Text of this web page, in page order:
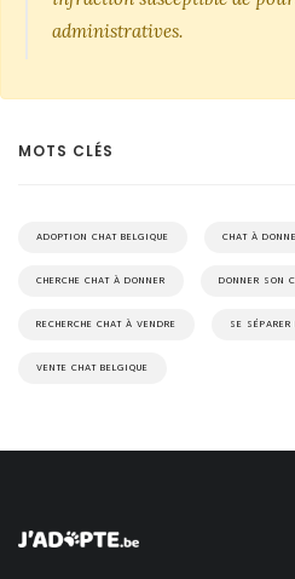
administratives.
MOTS CLÉS
ADOPTION CHAT BELGIQUE CHAT À
CHERCHE CHAT À DONNER DONNER SON
RECHERCHE CHAT À VENDRE SE
VENTE CHAT BELGIQUE